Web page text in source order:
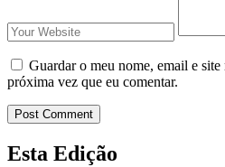
Guardar o meu nome, email e site
próxima vez que eu comentar.
Post Comment
Esta Edição